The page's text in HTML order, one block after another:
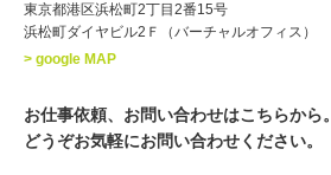
・出身地 北海道 東北
その他
東京都港区浜松町2丁目2番15号
浜松町ダイヤビル2Ｆ（バーチャルオフィス）
> google MAP
お仕事依頼、お問い合わせはこちらから。
どうぞお気軽にお問い合わせください。